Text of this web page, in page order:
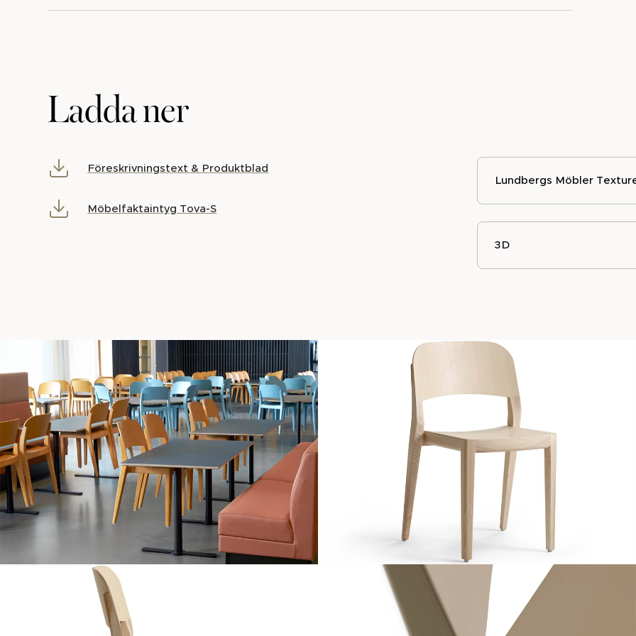
Ladda ner
Föreskrivningstext & Produktblad
Möbelfaktaintyg Tova-S
Lundbergs Möbler
3D